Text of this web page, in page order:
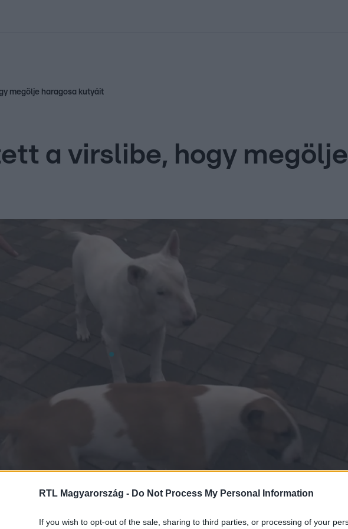
RTL Magyarország - Do Not Process My Personal Information
If you wish to opt-out of the sale, sharing to third parties, or processing of your
megölje haragosa kutyáit
a virslibe, hogy